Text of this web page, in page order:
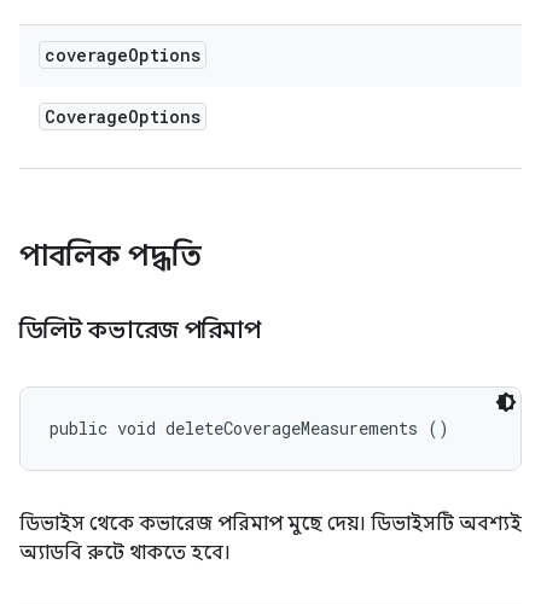
coverageOptions
CoverageOptions
পাবলিক পদ্ধতি
ডিলিট কভারেজ পরিমাপ
public void deleteCoverageMeasurements ()
ডিভাইস থেকে কভারেজ পরিমাপ মুছে দেয়। ডিভাইসটি অবশ্যই
অ্যাডবি রুটে থাকতে হবে।